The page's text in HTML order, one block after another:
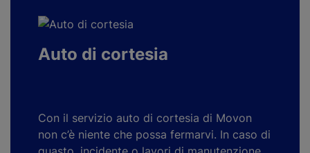
Auto di cortesia
Con il servizio auto di cortesia di Movon
non c’è niente che possa fermarvi. In caso di